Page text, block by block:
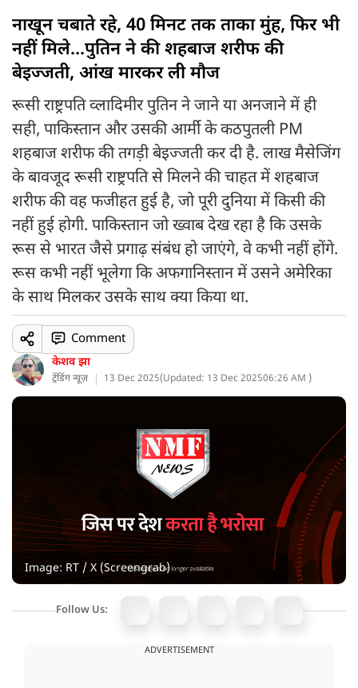
नाखून चबाते रहे, 40 मिनट तक ताका मुंह, फिर भी
नहीं मिले...पुतिन ने की शहबाज शरीफ की
बेइज्जती, आंख मारकर ली मौज
रूसी राष्ट्रपति व्लादिमीर पुतिन ने जाने या अनजाने में ही
सही, पाकिस्तान और उसकी आर्मी के कठपुतली PM
शहबाज शरीफ की तगड़ी बेइज्जती कर दी है. लाख मैसेजिंग
के बावजूद रूसी राष्ट्रपति से मिलने की चाहत में शहबाज
शरीफ की वह फजीहत हुई है, जो पूरी दुनिया में किसी की
नहीं हुई होगी. पाकिस्तान जो ख्वाब देख रहा है कि उसके
रूस से भारत जैसे प्रगाढ़ संबंध हो जाएंगे, वे कभी नहीं होंगे.
रूस कभी नहीं भूलेगा कि अफगानिस्तान में उसने अमेरिका
के साथ मिलकर उसके साथ क्या किया था.
केशव झा
ट्रेंडिंग न्यूज़ 13 Dec 2025(Updated: 13 Dec 202506:26 AM )
Comment
Image: RT / X (Screengrab)
Follow Us:
ADVERTISEMENT